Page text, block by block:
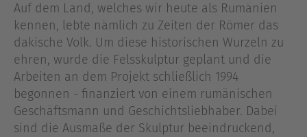
Auf dem Land, welches wir heute als Rumänien
kennen, lebte nämlich zu Zeiten der Römer das
dakische Volk. Um diese historischen Wurzeln zu
ehren, wurde die Felsskulptur geplant und die
Arbeiten an dem Projekt schließlich 1994
begonnen - finanziert von einem rumänischen
Geschäftsmann und Geschichtsliebhaber. Dabei
sind die Ausmaße der Skulptur beeindruckend,